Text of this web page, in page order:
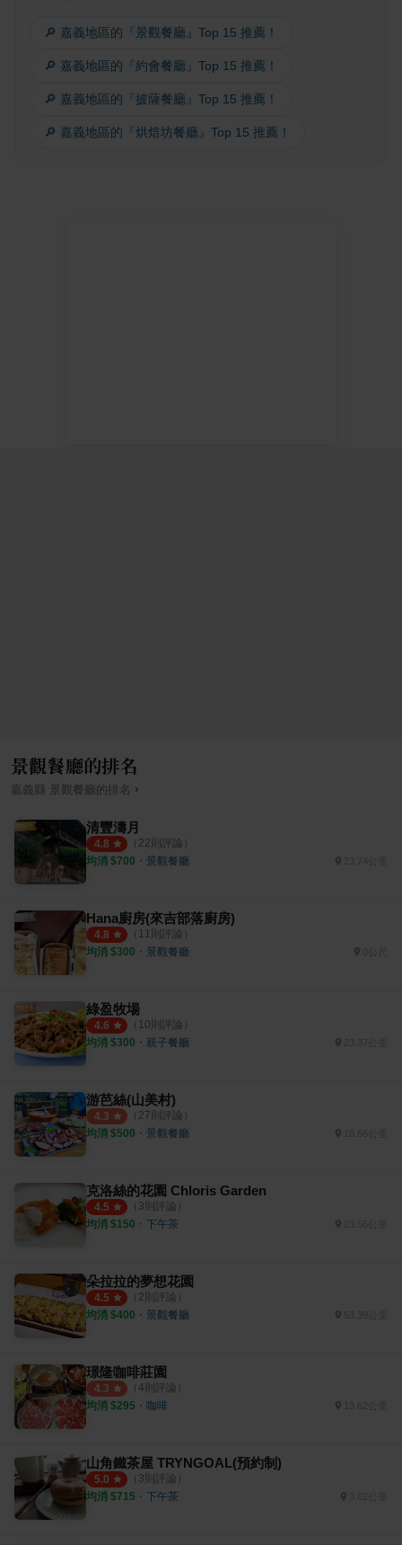
🔎 嘉義地區的『景觀餐廳』Top 15 推薦！
🔎 嘉義地區的『約會餐廳』Top 15 推薦！
🔎 嘉義地區的『披薩餐廳』Top 15 推薦！
🔎 嘉義地區的『烘焙坊餐廳』Top 15 推薦！
景觀餐廳的排名
嘉義縣 景觀餐廳的排名 ›
清豐濤月
4.8 （ 22則評論）
均消 $700 ・ 景觀餐廳 23.74公里
Hana廚房(來吉部落廚房)
4.8 （ 11則評論）
均消 $300 ・ 景觀餐廳
綠盈牧場
4.6 （ 10則評論）
均消 $300 ・ 親子餐廳 23.37公里
游芭絲(山美村)
4.3 （ 27則評論）
均消 $500 ・ 景觀餐廳 16.66公里
克洛絲的花園 Chloris Garden
4.5 （ 3則評論）
均消 $150 ・ 下午茶 23.56公里
朵拉拉的夢想花園
4.5 （ 2則評論）
均消 $400 ・ 景觀餐廳 53.39公里
璟隆咖啡莊園
4.3 （ 4則評論）
均消 $295 ・ 咖啡 13.62公里
山角鐵茶屋 TRYNGOAL(預約制)
5.0 （ 3則評論）
均消 $715 ・ 下午茶 3.02公里